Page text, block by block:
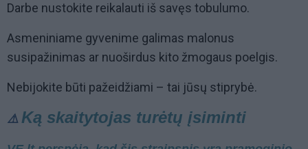
Darbe nustokite reikalauti iš savęs tobulumo.
Asmeniniame gyvenime galimas malonus
susipažinimas ar nuoširdus kito žmogaus poelgis.
Nebijokite būti pažeidžiami – tai jūsų stiprybė.
⚠️ Ką skaitytojas turėtų įsiminti